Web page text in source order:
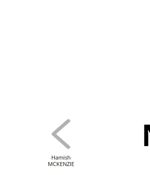
Hamish
MCKENZIE